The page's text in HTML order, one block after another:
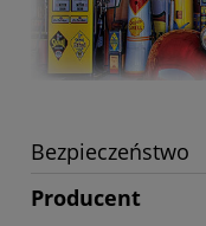
Bezpieczeństwo
Producent